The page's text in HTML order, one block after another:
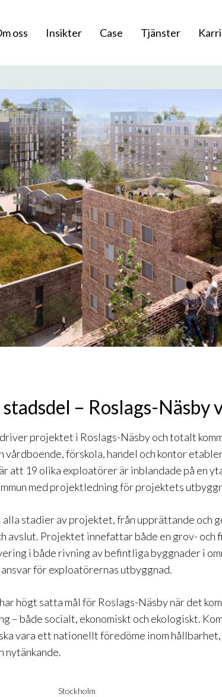
oss Insikter Case Tjänster
– Roslags-Näsby
driver projektet i Roslags-Näsby och totalt
vårdboende, förskola, handel och kontor
att 19 olika exploatörer är inblandade på en
med projektledning för projektets
alla stadier av projektet, från upprättande och
avslut. Projektet innefattar både en grov- och
i både rivning av befintliga byggnader i
för exploatörernas utbyggnad.
har högt satta mål för Roslags-Näsby när det
– både socialt, ekonomiskt och ekologiskt.
vara ett nationellt föredöme inom hållbarhet,
nytänkande.
Stockholm